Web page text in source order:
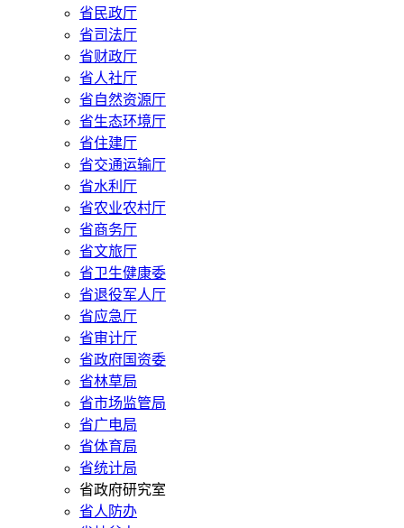
省民政厅
省司法厅
省财政厅
省人社厅
省自然资源厅
省生态环境厅
省住建厅
省交通运输厅
省水利厅
省农业农村厅
省商务厅
省文旅厅
省卫生健康委
省退役军人厅
省应急厅
省审计厅
省政府国资委
省林草局
省市场监管局
省广电局
省体育局
省统计局
省政府研究室
省人防办